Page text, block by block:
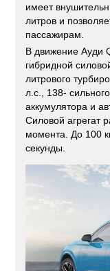
имеет
литров и
пассажирам.
В движение Ауди
гибридной
литрового
л.с., 138-
аккумулятора и
Силовой агрегат
момента. До 100
секунды.